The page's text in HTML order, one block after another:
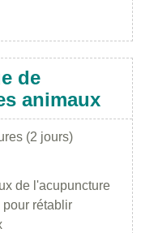
de
animaux
(2 jours)
de l'acupuncture
rétablir